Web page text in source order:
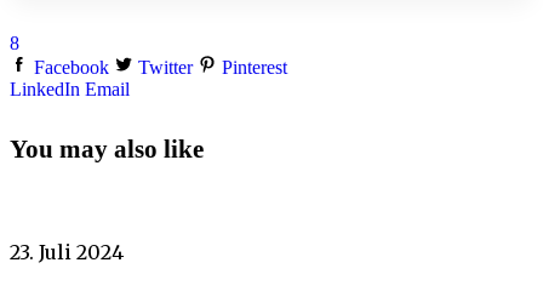
8
Facebook
Twitter
Pinterest
LinkedIn Email
You may also like
23. Juli 2024